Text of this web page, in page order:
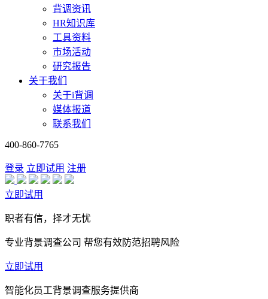
背调资讯
HR知识库
工具资料
市场活动
研究报告
关于我们
关于i背调
媒体报道
联系我们
400-860-7765
登录 立即试用 注册
立即试用
职者有信，择才无忧
专业背景调查公司 帮您有效防范招聘风险
立即试用
智能化员工背景调查服务提供商